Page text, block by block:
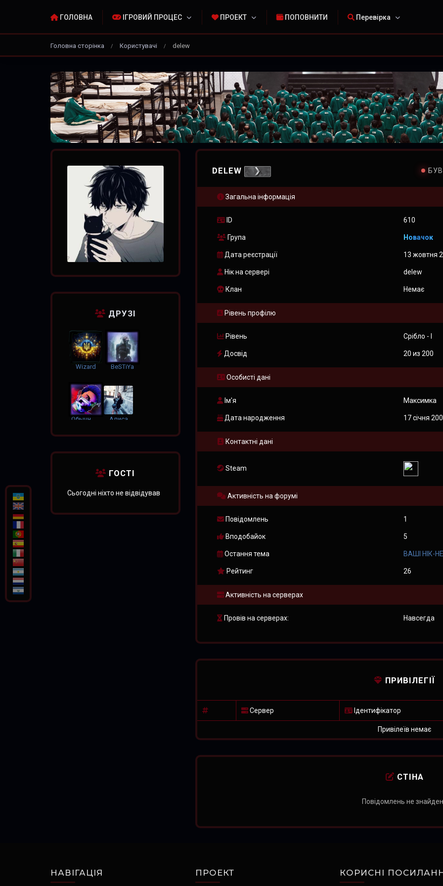
ГОЛОВНА ІГРОВИЙ ПРОЦЕС ПРОЕКТ ПОПОВНИТИ Перевірка
Головна сторінка / Користувачі / delew
ДРУЗІ
Wizard BeSTiYa
Алиса
ГОСТІ
Сьогодні ніхто не відвідував
DELEW
Загальна інформація
ID 610
Група Новачок
Дата реєстрації 13 жовтня
Нік на сервері delew
Клан Немає
Рівень профілю
Рівень Срібло - I
Досвід 20 из 200
Особисті дані
Ім'я Максимка
Дата народження 17 січня
Контактні дані
Steam
Активність на форумі
Повідомлень 1
Вподобайок 5
Остання тема ВАШІ НІК-
Рейтинг 26
Активність на серверах
Провів на серверах: Навсегда
ПРИВІЛЕГІЇ
Сервер Ідентифікатор
Привілеїв немає
СТІНА
Повідомлень не
НАВІГАЦІЯ ПРОЕКТ КОРИСНІ